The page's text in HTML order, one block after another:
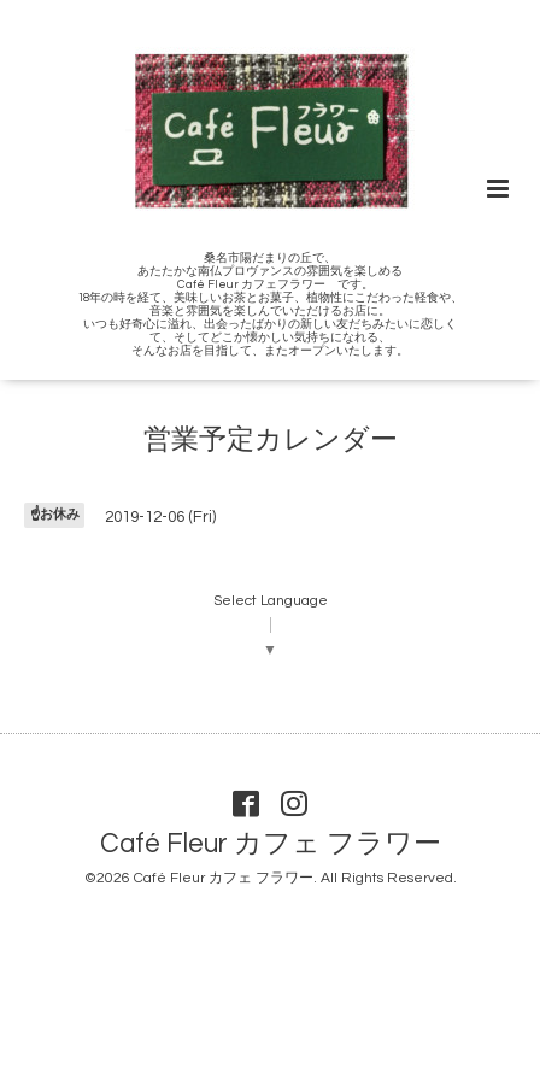
桑名市陽だまりの丘で、
あたたかな南仏プロヴァンスの雰囲気を楽しめる
Café Fleur カフェフラワー です。
18年の時を経て、美味しいお茶とお菓子、植物性にこだわった軽食や、
音楽と雰囲気を楽しんでいただけるお店に。
いつも好奇心に溢れ、出会ったばかりの新しい友だちみたいに恋しく
て、そしてどこか懐かしい気持ちになれる、
そんなお店を目指して、またオープンいたします。
営業予定カレンダー
☝️お休み 2019-12-06 (Fri)
Select Language
▼
Café Fleur カフェ フラワー
©2026 Café Fleur カフェ フラワー. All Rights Reserved.